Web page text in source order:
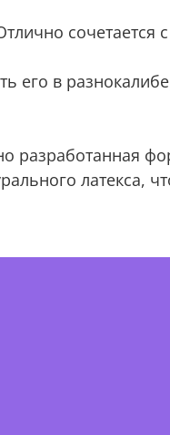
сочетается
его в
латекса,